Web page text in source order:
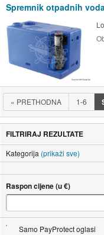
Spremnik otpadnih
« PRETHODNA 1-6
FILTRIRAJ REZULTATE
Kategorija (prikaži sve)
Raspon cijene (u €)
Samo PayProtect oglasi